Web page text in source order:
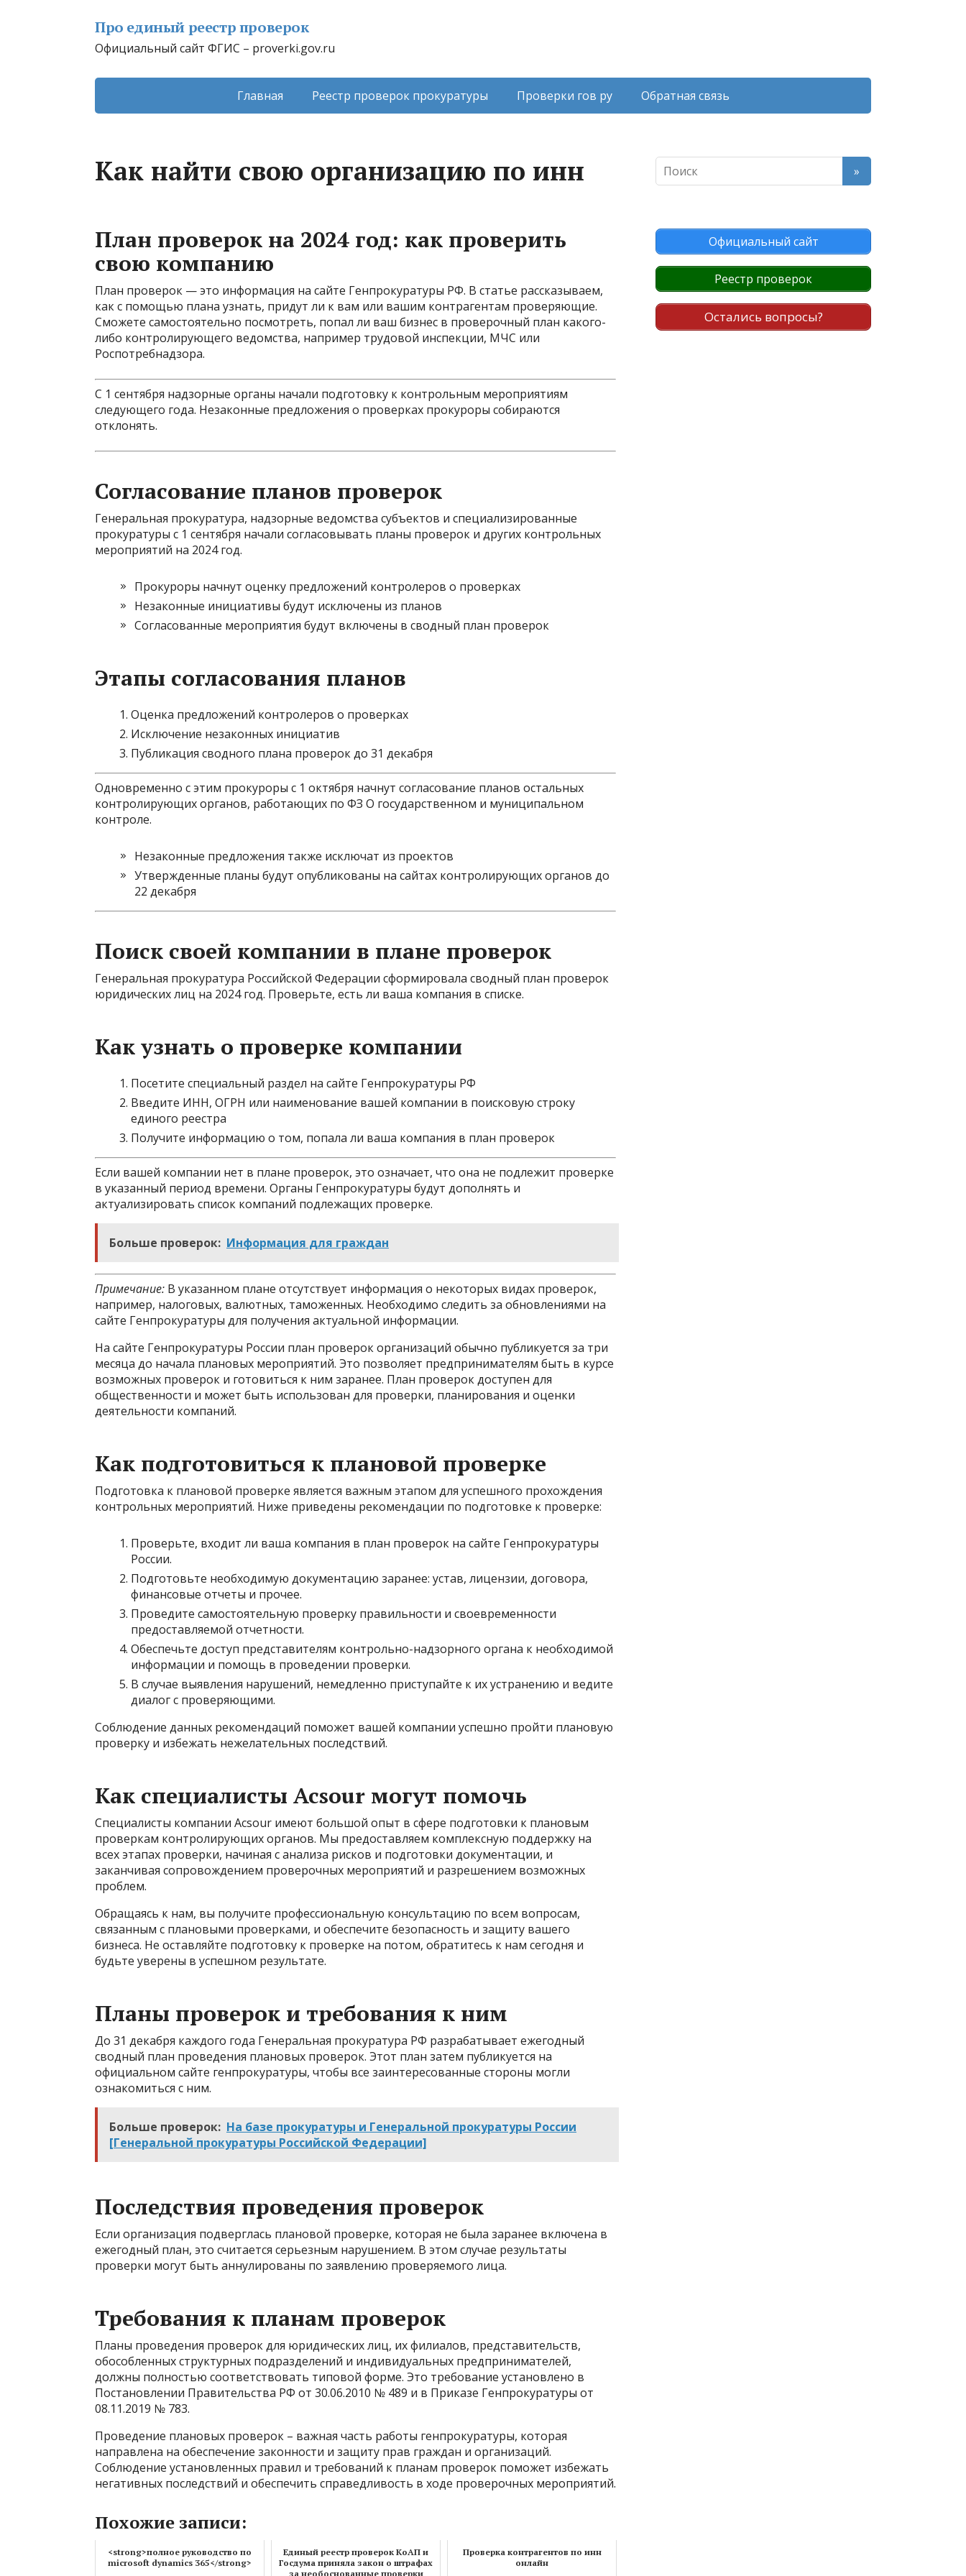
Про единый реестр проверок
Официальный сайт ФГИС – proverki.gov.ru
Главная Реестр проверок прокуратуры Проверки гов ру Обратная связь
Как найти свою организацию по инн
План проверок на 2024 год: как проверить
свою компанию
План проверок — это информация на сайте Генпрокуратуры РФ. В статье рассказываем,
как с помощью плана узнать, придут ли к вам или вашим контрагентам проверяющие.
Сможете самостоятельно посмотреть, попал ли ваш бизнес в проверочный план какого-
либо контролирующего ведомства, например трудовой инспекции, МЧС или
Роспотребнадзора.
С 1 сентября надзорные органы начали подготовку к контрольным мероприятиям
следующего года. Незаконные предложения о проверках прокуроры собираются
отклонять.
Согласование планов проверок
Генеральная прокуратура, надзорные ведомства субъектов и специализированные
прокуратуры с 1 сентября начали согласовывать планы проверок и других контрольных
мероприятий на 2024 год.
Прокуроры начнут оценку предложений контролеров о проверках
Незаконные инициативы будут исключены из планов
Согласованные мероприятия будут включены в сводный план проверок
Этапы согласования планов
Оценка предложений контролеров о проверках
Исключение незаконных инициатив
Публикация сводного плана проверок до 31 декабря
Одновременно с этим прокуроры с 1 октября начнут согласование планов остальных
контролирующих органов, работающих по ФЗ О государственном и муниципальном
контроле.
Незаконные предложения также исключат из проектов
Утвержденные планы будут опубликованы на сайтах контролирующих органов до
22 декабря
Поиск своей компании в плане проверок
Генеральная прокуратура Российской Федерации сформировала сводный план проверок
юридических лиц на 2024 год. Проверьте, есть ли ваша компания в списке.
Как узнать о проверке компании
Посетите специальный раздел на сайте Генпрокуратуры РФ
Введите ИНН, ОГРН или наименование вашей компании в поисковую строку
единого реестра
Получите информацию о том, попала ли ваша компания в план проверок
Если вашей компании нет в плане проверок, это означает, что она не подлежит проверке
в указанный период времени. Органы Генпрокуратуры будут дополнять и
актуализировать список компаний подлежащих проверке.
Больше проверок: Информация для граждан
Примечание: В указанном плане отсутствует информация о некоторых видах проверок,
например, налоговых, валютных, таможенных. Необходимо следить за обновлениями на
сайте Генпрокуратуры для получения актуальной информации.
На сайте Генпрокуратуры России план проверок организаций обычно публикуется за три
месяца до начала плановых мероприятий. Это позволяет предпринимателям быть в курсе
возможных проверок и готовиться к ним заранее. План проверок доступен для
общественности и может быть использован для проверки, планирования и оценки
деятельности компаний.
Как подготовиться к плановой проверке
Подготовка к плановой проверке является важным этапом для успешного прохождения
контрольных мероприятий. Ниже приведены рекомендации по подготовке к проверке:
Проверьте, входит ли ваша компания в план проверок на сайте Генпрокуратуры
России.
Подготовьте необходимую документацию заранее: устав, лицензии, договора,
финансовые отчеты и прочее.
Проведите самостоятельную проверку правильности и своевременности
предоставляемой отчетности.
Обеспечьте доступ представителям контрольно-надзорного органа к необходимой
информации и помощь в проведении проверки.
В случае выявления нарушений, немедленно приступайте к их устранению и ведите
диалог с проверяющими.
Соблюдение данных рекомендаций поможет вашей компании успешно пройти плановую
проверку и избежать нежелательных последствий.
Как специалисты Acsour могут помочь
Специалисты компании Acsour имеют большой опыт в сфере подготовки к плановым
проверкам контролирующих органов. Мы предоставляем комплексную поддержку на
всех этапах проверки, начиная с анализа рисков и подготовки документации, и
заканчивая сопровождением проверочных мероприятий и разрешением возможных
проблем.
Обращаясь к нам, вы получите профессиональную консультацию по всем вопросам,
связанным с плановыми проверками, и обеспечите безопасность и защиту вашего
бизнеса. Не оставляйте подготовку к проверке на потом, обратитесь к нам сегодня и
будьте уверены в успешном результате.
Планы проверок и требования к ним
До 31 декабря каждого года Генеральная прокуратура РФ разрабатывает ежегодный
сводный план проведения плановых проверок. Этот план затем публикуется на
официальном сайте генпрокуратуры, чтобы все заинтересованные стороны могли
ознакомиться с ним.
Больше проверок: На базе прокуратуры и Генеральной прокуратуры России
[Генеральной прокуратуры Российской Федерации]
Последствия проведения проверок
Если организация подверглась плановой проверке, которая не была заранее включена в
ежегодный план, это считается серьезным нарушением. В этом случае результаты
проверки могут быть аннулированы по заявлению проверяемого лица.
Требования к планам проверок
Планы проведения проверок для юридических лиц, их филиалов, представительств,
обособленных структурных подразделений и индивидуальных предпринимателей,
должны полностью соответствовать типовой форме. Это требование установлено в
Постановлении Правительства РФ от 30.06.2010 № 489 и в Приказе Генпрокуратуры от
08.11.2019 № 783.
Проведение плановых проверок – важная часть работы генпрокуратуры, которая
направлена на обеспечение законности и защиту прав граждан и организаций.
Соблюдение установленных правил и требований к планам проверок поможет избежать
негативных последствий и обеспечить справедливость в ходе проверочных мероприятий.
Похожие записи:
<strong>полное руководство по
microsoft dynamics 365</strong>
Единый реестр проверок КоАП и
Госдума приняла закон о штрафах
за необоснованные проверки
Проверка контрагентов по инн
онлайн
Официальный сайт
Реестр проверок
Остались вопросы?